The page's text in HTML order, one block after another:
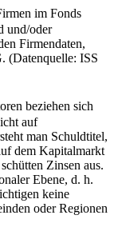
im Fonds
und/oder
Firmendaten,
(Datenquelle: ISS
beziehen sich
auf
man Schuldtitel,
dem Kapitalmarkt
Zinsen aus.
Ebene, d. h.
keine
oder Regionen